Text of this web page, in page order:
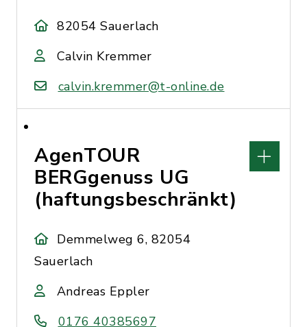
82054 Sauerlach
Calvin Kremmer
calvin.kremmer@t-online.de
AgenTOUR
BERGgenuss UG
(haftungsbeschränkt)
Demmelweg 6, 82054
Sauerlach
Andreas Eppler
0176 40385697